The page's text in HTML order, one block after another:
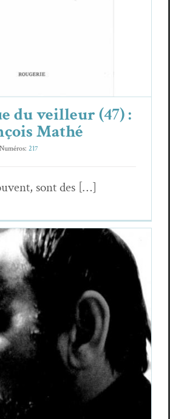
du veilleur (47) :
Mathé
Numéros: 217
sont des […]
une voix à part de la
roumaine